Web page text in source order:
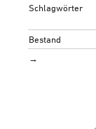
Schlagwörter
Bestand
→